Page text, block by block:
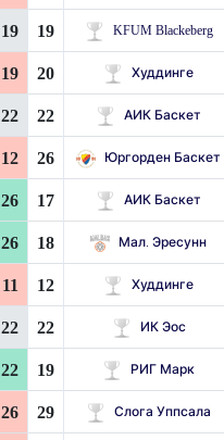
19 19 KFUM Blackeberg
19 20 Худдинге
22 22 АИК Баскет
12 26 Юргорден Баскет
26 17 АИК Баскет
26 18 Мал. Эресунн
11 12 Худдинге
22 22 ИК Эос
22 19 РИГ Марк
26 29 Слога Уппсала